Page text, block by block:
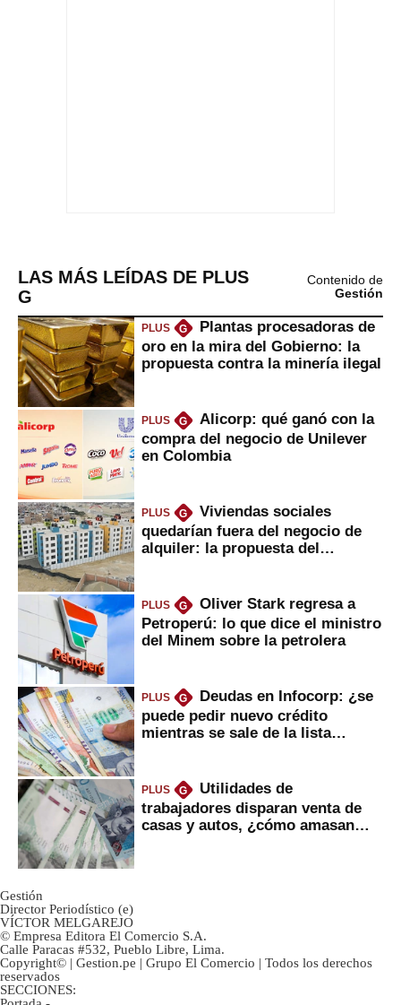
LAS MÁS LEÍDAS DE PLUS
G
Contenido de
Gestión
PLUS G
Plantas procesadoras de
oro en la mira del Gobierno: la
propuesta contra la minería ilegal
PLUS G
Alicorp: qué ganó con la
compra del negocio de Unilever
en Colombia
PLUS G
Viviendas sociales
quedarían fuera del negocio de
alquiler: la propuesta del
PLUS G
Oliver Stark regresa a
Petroperú: lo que dice el ministro
del Minem sobre la petrolera
PLUS G
Deudas en Infocorp: ¿se
puede pedir nuevo crédito
mientras se sale de la lista
PLUS G
Utilidades de
trabajadores disparan venta de
casas y autos, ¿cómo amasan
Gestión
Director Periodístico (e)
VÍCTOR MELGAREJO
© Empresa Editora El Comercio S.A.
Calle Paracas #532, Pueblo Libre, Lima.
Copyright© | Gestion.pe | Grupo El Comercio | Todos los derechos
reservados
SECCIONES: